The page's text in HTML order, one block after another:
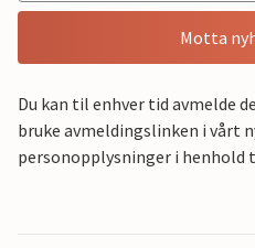
Motta
Du kan til enhver tid avmelde
bruke avmeldingslinken i vårt
personopplysninger i henhold